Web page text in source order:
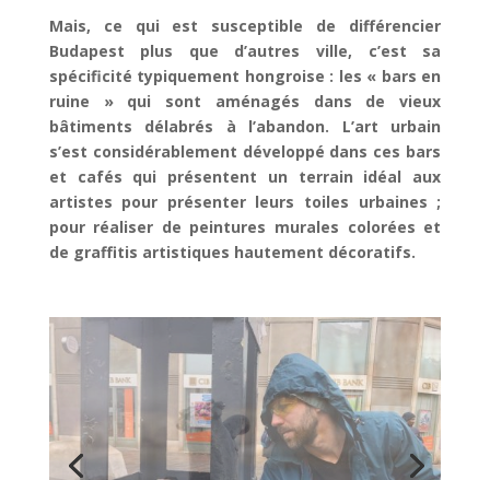
Mais, ce qui est susceptible de différencier
Budapest plus que d’autres ville, c’est sa
spécificité typiquement hongroise : les « bars en
ruine » qui sont aménagés dans de vieux
bâtiments délabrés à l’abandon. L’art urbain
s’est considérablement développé dans ces bars
et cafés qui présentent un terrain idéal aux
artistes pour présenter leurs toiles urbaines ;
pour réaliser de peintures murales colorées et
de graffitis artistiques hautement décoratifs.